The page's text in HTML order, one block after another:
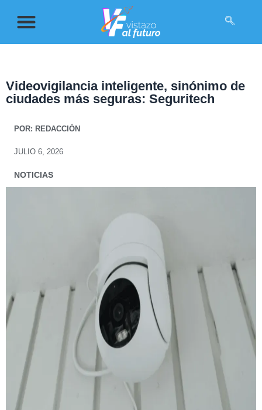
Videovigilancia inteligente, sinónimo de
ciudades más seguras: Seguritech
POR: REDACCIÓN
JULIO 6, 2026
NOTICIAS